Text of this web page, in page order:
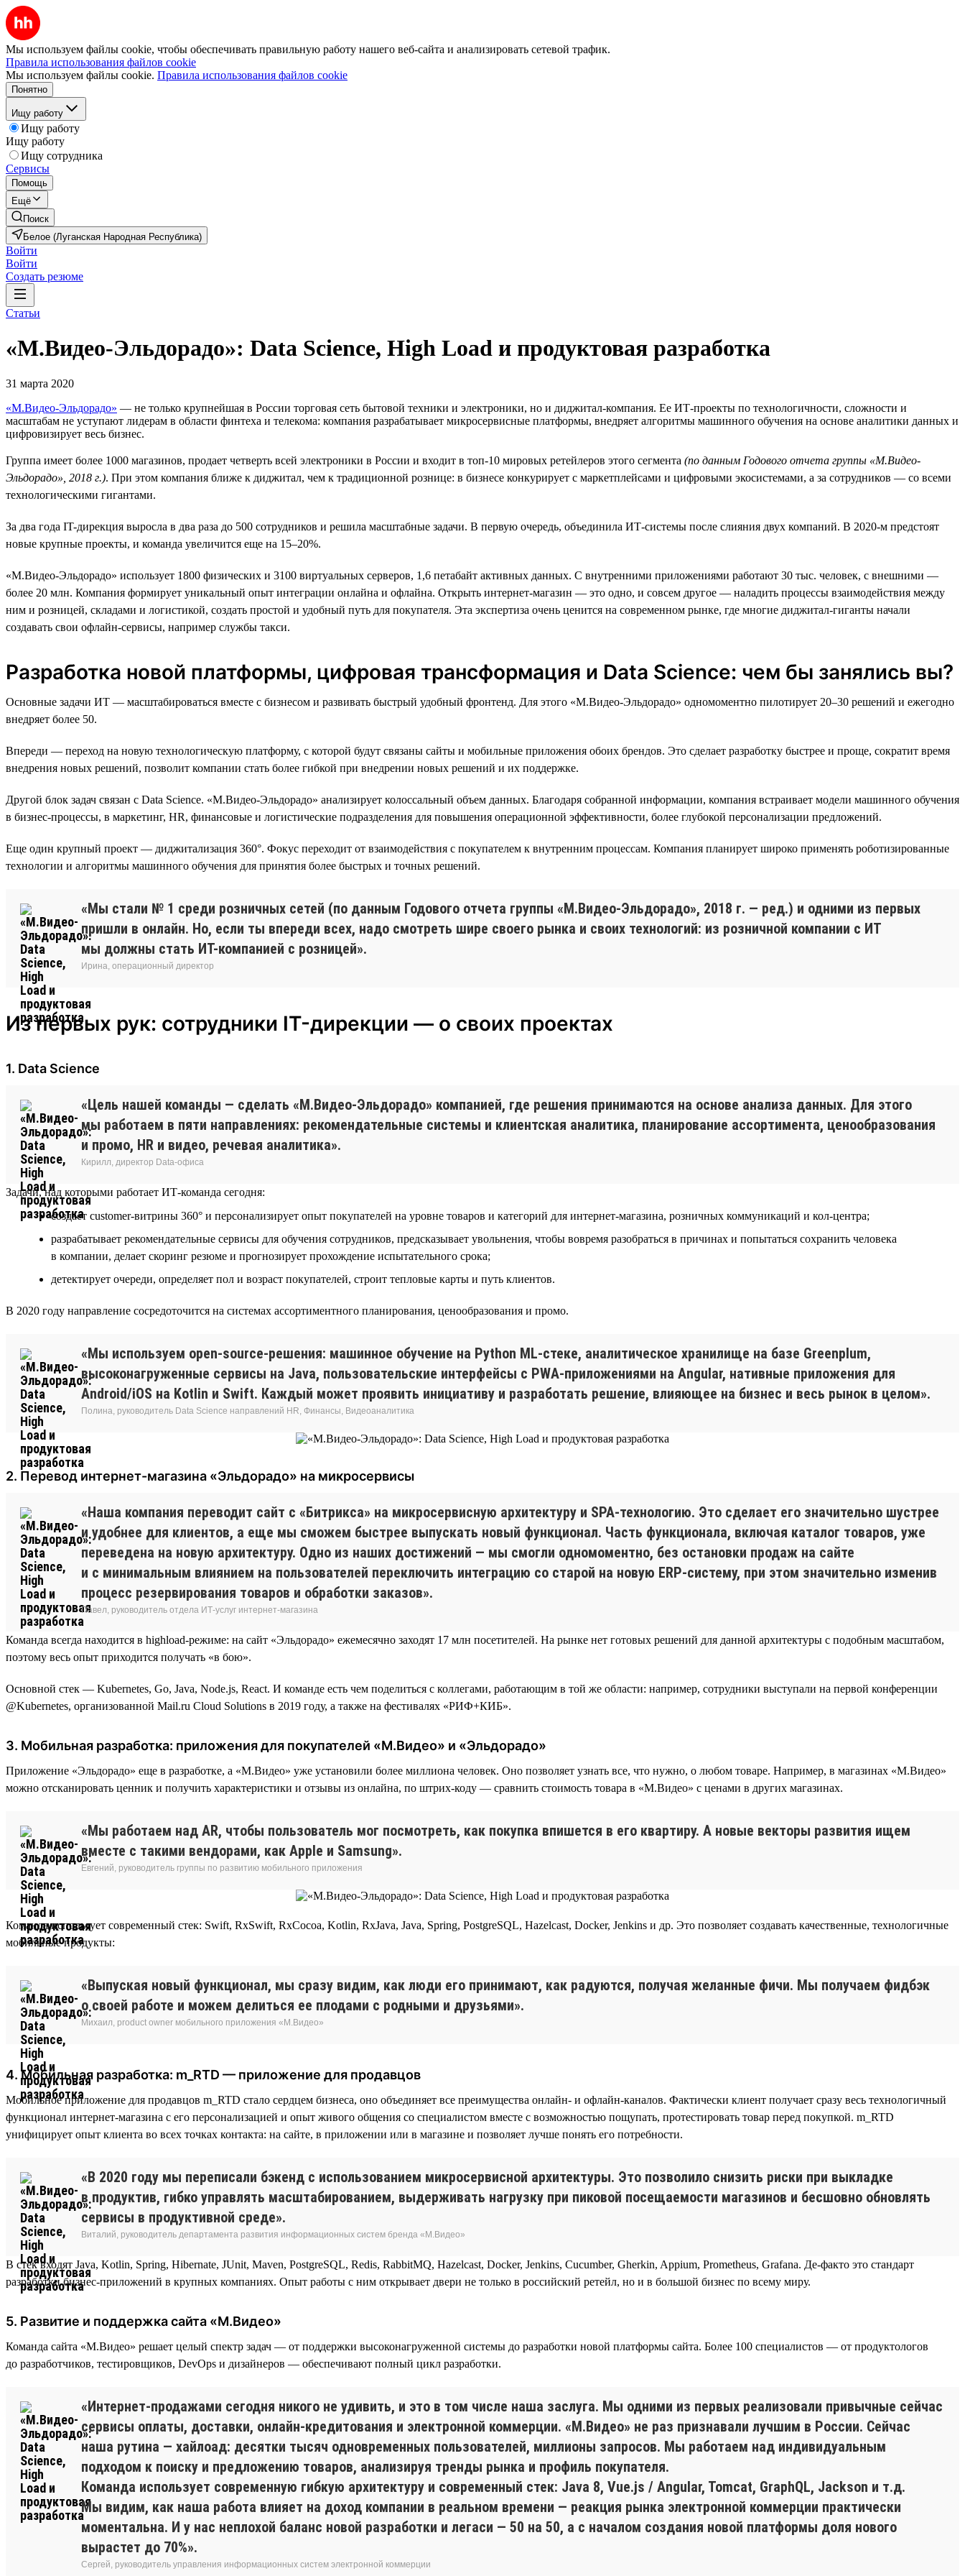
Мы используем файлы cookie, чтобы обеспечивать правильную работу нашего веб-сайта и анализировать сетевой трафик.
Правила использования файлов cookie
Мы используем файлы cookie. Правила использования файлов cookie
Понятно
Ищу работу
Ищу работу
Ищу работу
Ищу сотрудника
Сервисы
Помощь
Ещё
Поиск
Белое (Луганская Народная Республика)
Войти
Войти
Создать резюме
Статьи
«М.Видео-Эльдорадо»: Data Science, High Load и продуктовая разработка
31 марта 2020
«М.Видео-Эльдорадо» — не только крупнейшая в России торговая сеть бытовой техники и электроники, но и диджитал-компания. Ее ИТ-проекты по технологичности, сложности и
масштабам не уступают лидерам в области финтеха и телекома: компания разрабатывает микросервисные платформы, внедряет алгоритмы машинного обучения на основе аналитики данных и
цифровизирует весь бизнес.
Группа имеет более 1000 магазинов, продает четверть всей электроники в России и входит в топ-10 мировых ретейлеров этого сегмента (по данным Годового отчета группы «М.Видео-
Эльдорадо», 2018 г.). При этом компания ближе к диджитал, чем к традиционной рознице: в бизнесе конкурирует с маркетплейсами и цифровыми экосистемами, а за сотрудников — со всеми
технологическими гигантами.
За два года IT-дирекция выросла в два раза до 500 сотрудников и решила масштабные задачи. В первую очередь, объединила ИТ-системы после слияния двух компаний. В 2020-м предстоят
новые крупные проекты, и команда увеличится еще на 15–20%.
«М.Видео-Эльдорадо» использует 1800 физических и 3100 виртуальных серверов, 1,6 петабайт активных данных. С внутренними приложениями работают 30 тыс. человек, с внешними —
более 20 млн. Компания формирует уникальный опыт интеграции онлайна и офлайна. Открыть интернет-магазин — это одно, и совсем другое — наладить процессы взаимодействия между
ним и розницей, складами и логистикой, создать простой и удобный путь для покупателя. Эта экспертиза очень ценится на современном рынке, где многие диджитал-гиганты начали
создавать свои офлайн-сервисы, например службы такси.
Разработка новой платформы, цифровая трансформация и Data Science: чем бы занялись вы?
Основные задачи ИТ — масштабироваться вместе с бизнесом и развивать быстрый удобный фронтенд. Для этого «М.Видео-Эльдорадо» одномоментно пилотирует 20–30 решений и ежегодно
внедряет более 50.
Впереди — переход на новую технологическую платформу, с которой будут связаны сайты и мобильные приложения обоих брендов. Это сделает разработку быстрее и проще, сократит время
внедрения новых решений, позволит компании стать более гибкой при внедрении новых решений и их поддержке.
Другой блок задач связан с Data Science. «М.Видео-Эльдорадо» анализирует колоссальный объем данных. Благодаря собранной информации, компания встраивает модели машинного обучения
в бизнес-процессы, в маркетинг, HR, финансовые и логистические подразделения для повышения операционной эффективности, более глубокой персонализации предложений.
Еще один крупный проект — диджитализация 360°. Фокус переходит от взаимодействия с покупателем к внутренним процессам. Компания планирует широко применять роботизированные
технологии и алгоритмы машинного обучения для принятия более быстрых и точных решений.
«Мы стали № 1 среди розничных сетей (по данным Годового отчета группы «М.Видео-Эльдорадо», 2018 г. — ред.) и одними из первых
пришли в онлайн. Но, если ты впереди всех, надо смотреть шире своего рынка и своих технологий: из розничной компании с ИТ
мы должны стать ИТ-компанией с розницей».
Ирина, операционный директор
Из первых рук: сотрудники IT-дирекции — о своих проектах
1. Data Science
«Цель нашей команды — сделать «М.Видео-Эльдорадо» компанией, где решения принимаются на основе анализа данных. Для этого
мы работаем в пяти направлениях: рекомендательные системы и клиентская аналитика, планирование ассортимента, ценообразования
и промо, HR и видео, речевая аналитика».
Кирилл, директор Data-офиса
Задачи, над которыми работает ИТ-команда сегодня:
создает customer-витрины 360° и персонализирует опыт покупателей на уровне товаров и категорий для интернет-магазина, розничных коммуникаций и кол-центра;
разрабатывает рекомендательные сервисы для обучения сотрудников, предсказывает увольнения, чтобы вовремя разобраться в причинах и попытаться сохранить человека
в компании, делает скоринг резюме и прогнозирует прохождение испытательного срока;
детектирует очереди, определяет пол и возраст покупателей, строит тепловые карты и путь клиентов.
В 2020 году направление сосредоточится на системах ассортиментного планирования, ценообразования и промо.
«Мы используем open-source-решения: машинное обучение на Python ML-стеке, аналитическое хранилище на базе Greenplum,
высоконагруженные сервисы на Java, пользовательские интерфейсы с PWA-приложениями на Angular, нативные приложения для
Android/iOS на Kotlin и Swift. Каждый может проявить инициативу и разработать решение, влияющее на бизнес и весь рынок в целом».
Полина, руководитель Data Science направлений HR, Финансы, Видеоаналитика
2. Перевод интернет-магазина «Эльдорадо» на микросервисы
«Наша компания переводит сайт с «Битрикса» на микросервисную архитектуру и SPA-технологию. Это сделает его значительно шустрее
и удобнее для клиентов, а еще мы сможем быстрее выпускать новый функционал. Часть функционала, включая каталог товаров, уже
переведена на новую архитектуру. Одно из наших достижений — мы смогли одномоментно, без остановки продаж на сайте
и с минимальным влиянием на пользователей переключить интеграцию со старой на новую ERP-систему, при этом значительно изменив
процесс резервирования товаров и обработки заказов».
Павел, руководитель отдела ИТ-услуг интернет-магазина
Команда всегда находится в highload-режиме: на сайт «Эльдорадо» ежемесячно заходят 17 млн посетителей. На рынке нет готовых решений для данной архитектуры с подобным масштабом,
поэтому весь опыт приходится получать «в бою».
Основной стек — Kubernetes, Go, Java, Node.js, React. И команде есть чем поделиться с коллегами, работающим в той же области: например, сотрудники выступали на первой конференции
@Kubernetes, организованной Mail.ru Cloud Solutions в 2019 году, а также на фестивалях «РИФ+КИБ».
3. Мобильная разработка: приложения для покупателей «М.Видео» и «Эльдорадо»
Приложение «Эльдорадо» еще в разработке, а «М.Видео» уже установили более миллиона человек. Оно позволяет узнать все, что нужно, о любом товаре. Например, в магазинах «М.Видео»
можно отсканировать ценник и получить характеристики и отзывы из онлайна, по штрих-коду — сравнить стоимость товара в «М.Видео» с ценами в других магазинах.
«Мы работаем над AR, чтобы пользователь мог посмотреть, как покупка впишется в его квартиру. А новые векторы развития ищем
вместе с такими вендорами, как Apple и Samsung».
Евгений, руководитель группы по развитию мобильного приложения
Команда использует современный стек: Swift, RxSwift, RxCocoa, Kotlin, RxJava, Java, Spring, PostgreSQL, Hazelcast, Docker, Jenkins и др. Это позволяет создавать качественные, технологичные
мобильные продукты:
«Выпуская новый функционал, мы сразу видим, как люди его принимают, как радуются, получая желанные фичи. Мы получаем фидбэк
о своей работе и можем делиться ее плодами с родными и друзьями».
Михаил, product owner мобильного приложения «М.Видео»
4. Мобильная разработка: m_RTD — приложение для продавцов
Мобильное приложение для продавцов m_RTD стало сердцем бизнеса, оно объединяет все преимущества онлайн- и офлайн-каналов. Фактически клиент получает сразу весь технологичный
функционал интернет-магазина с его персонализацией и опыт живого общения со специалистом вместе с возможностью пощупать, протестировать товар перед покупкой. m_RTD
унифицирует опыт клиента во всех точках контакта: на сайте, в приложении или в магазине и позволяет лучше понять его потребности.
«В 2020 году мы переписали бэкенд с использованием микросервисной архитектуры. Это позволило снизить риски при выкладке
в продуктив, гибко управлять масштабированием, выдерживать нагрузку при пиковой посещаемости магазинов и бесшовно обновлять
сервисы в продуктивной среде».
Виталий, руководитель департамента развития информационных систем бренда «М.Видео»
В стек входят Java, Kotlin, Spring, Hibernate, JUnit, Maven, PostgreSQL, Redis, RabbitMQ, Hazelcast, Docker, Jenkins, Cucumber, Gherkin, Appium, Prometheus, Grafana. Де-факто это стандарт
разработки бизнес-приложений в крупных компаниях. Опыт работы с ним открывает двери не только в российский ретейл, но и в большой бизнес по всему миру.
5. Развитие и поддержка сайта «М.Видео»
Команда сайта «М.Видео» решает целый спектр задач — от поддержки высоконагруженной системы до разработки новой платформы сайта. Более 100 специалистов — от продуктологов
до разработчиков, тестировщиков, DevOps и дизайнеров — обеспечивают полный цикл разработки.
«Интернет-продажами сегодня никого не удивить, и это в том числе наша заслуга. Мы одними из первых реализовали привычные сейчас
сервисы оплаты, доставки, онлайн-кредитования и электронной коммерции. «М.Видео» не раз признавали лучшим в России. Сейчас
наша рутина — хайлоад: десятки тысяч одновременных пользователей, миллионы запросов. Мы работаем над индивидуальным
подходом к поиску и предложению товаров, анализируя тренды рынка и профиль покупателя.
Команда использует современную гибкую архитектуру и современный стек: Java 8, Vue.js / Angular, Tomcat, GraphQL, Jackson и т.д.
Мы видим, как наша работа влияет на доход компании в реальном времени — реакция рынка электронной коммерции практически
моментальна. И у нас неплохой баланс новой разработки и легаси — 50 на 50, а с началом создания новой платформы доля нового
вырастет до 70%».
Сергей, руководитель управления информационных систем электронной коммерции